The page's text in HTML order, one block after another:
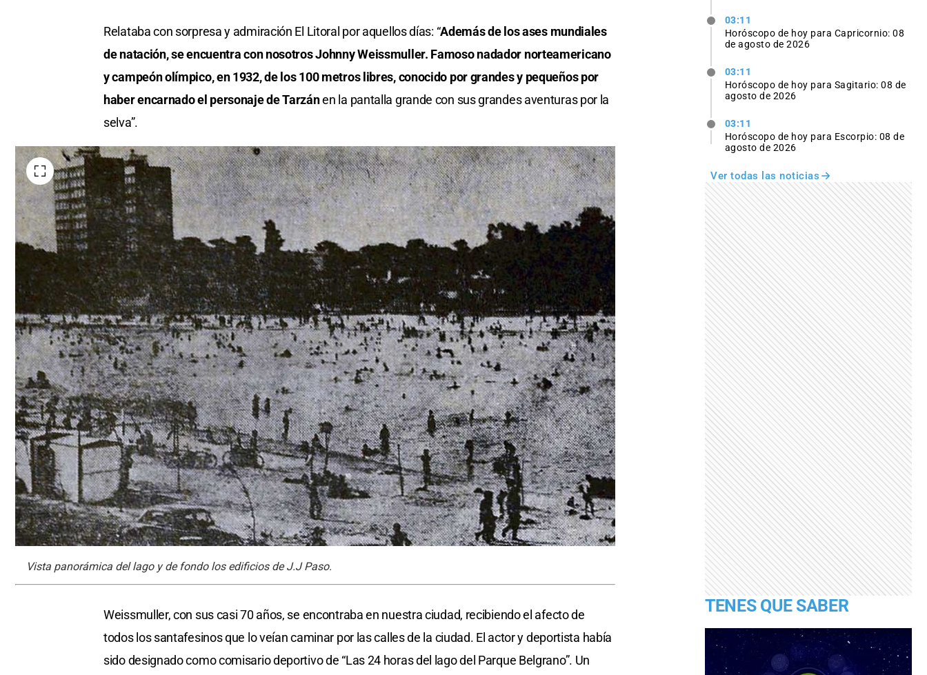
Relataba con sorpresa y admiración El Litoral por aquellos días: “Además de los ases mundiales
de natación, se encuentra con nosotros Johnny Weissmuller. Famoso nadador norteamericano
y campeón olímpico, en 1932, de los 100 metros libres, conocido por grandes y pequeños por
haber encarnado el personaje de Tarzánen la pantalla grande con sus grandes aventuras por la
selva”.
Vista panorámica del lago y de fondo los edificios de J.J Paso.
Weissmuller, con sus casi 70 años, se encontraba en nuestra ciudad, recibiendo el afecto de
todos los santafesinos que lo veían caminar por las calles de la ciudad. El actor y deportista había
sido designado como comisario deportivo de “Las 24 horas del lago del Parque Belgrano”. Un
03:11
Horóscopo de hoy para Capricornio: 08
de agosto de 2026
03:11
Horóscopo de hoy para Sagitario: 08 de
agosto de 2026
03:11
Horóscopo de hoy para Escorpio: 08 de
agosto de 2026
Ver todas las noticias
TENES QUE SABER